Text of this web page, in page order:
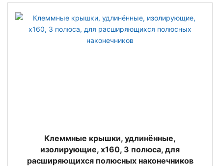
Клеммные крышки, удлинённые,
изолирующие, x160, 3 полюса, для
расширяющихся полюсных наконечников